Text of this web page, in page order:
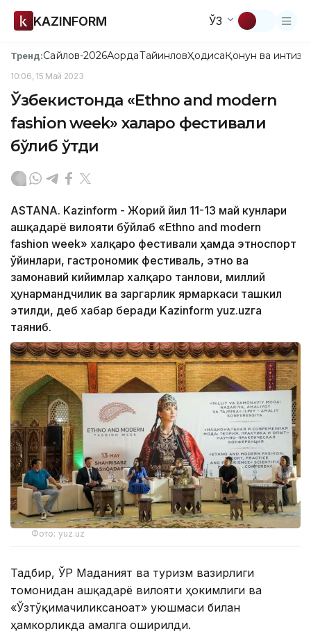
KAZINFORM ЎЗ
Тренд:Сайлов-2026АқордаТайинловҲодисаҚонун ва
10:06, 15 Май 2023
Ўзбекистонда «Ethno and modern
fashion week» халқаро фестивали
бўлиб ўтди
ASTANA. Kazinform - Жорий йил 11-13 май кунлари
Қашқадарё вилояти бўйлаб «Ethno and modern
fashion week» халқаро фестивали ҳамда этноспорт
ўйинлари, гастрономик фестиваль, этно ва
замонавий кийимлар халқаро танлови, миллий
ҳунармандчилик ва заргарлик ярмаркаси ташкил
этилди, деб хабар беради Kazinform yuz.uzга
таяниб.
Фото: yuz.uz
Тадбир, ЎР Маданият ва туризм вазирлиги
томонидан Қашқадарё вилояти ҳокимлиги ва
«Ўзтўқимачиликсаноат» уюшмаси билан
ҳамкорликда амалга оширилди.